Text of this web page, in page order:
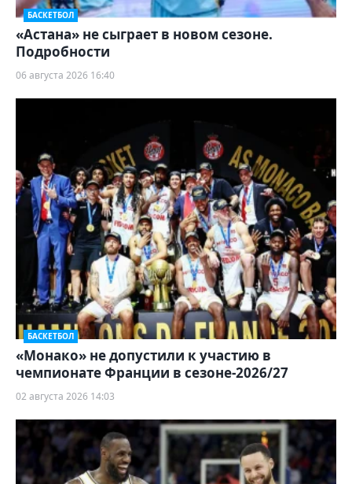
БАСКЕТБОЛ
«Астана» не сыграет в новом сезоне.
Подробности
06 августа 2026 16:40
БАСКЕТБОЛ
«Монако» не допустили к участию в
чемпионате Франции в сезоне-2026/27
02 августа 2026 14:03